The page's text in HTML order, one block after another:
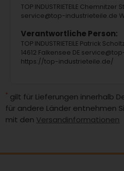
TOP INDUSTRIETEILE Chemnitzer
service@top-industrieteile.de
Verantwortliche Person:
TOP INDUSTRIETEILE Patrick
14612 Falkensee DE
https://top-industrieteile.de/
* gilt für Lieferungen innerhalb
für andere Länder entnehmen
mit den Versandinformationen